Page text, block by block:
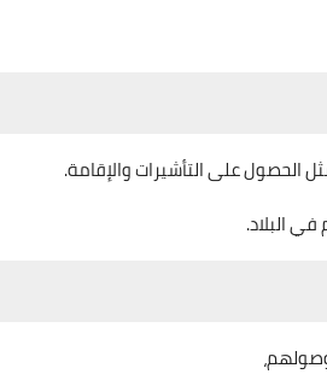
الحصول على التأشيرات والإقامة.
البلاد.